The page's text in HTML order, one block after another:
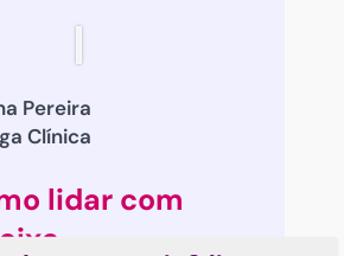
Pereira
Clínica
lidar com